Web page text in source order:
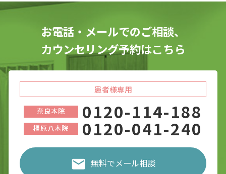
お電話・メールでのご相談、
カウンセリング予約はこちら
患者様専用
奈良本院 0120-114-188
橿原八木院 0120-041-240
無料でメール相談